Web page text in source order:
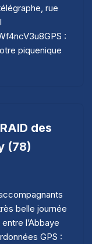
rue
:
piquenique
des
(78)
belle journée
l’Abbaye
GPS :